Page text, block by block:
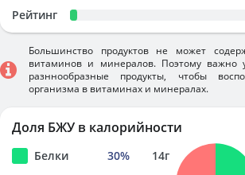
Рейтинг
Большинство продуктов не может
витаминов и минералов. Поэтому важно
разннообразные продукты, чтобы
организма в витаминах и минералах.
Доля БЖУ в калорийности
Белки 30% 14г